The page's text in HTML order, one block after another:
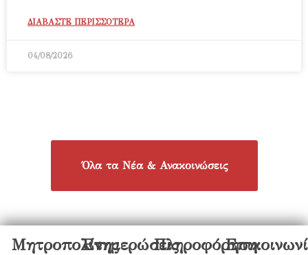
ΔΙΑΒΑΣΤΕ ΠΕΡΙΣΣΟΤΕΡΑ
04/08/2026
Όλα τα Νέα & Ανακοινώσεις
ΜητροπολίτηςΕνημερώσειςΠληροφόρηση